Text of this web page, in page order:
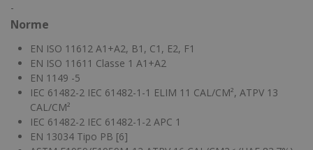
-
Norme
EN ISO 11612 A1+A2, B1, C1, E2, F1
EN ISO 11611 Classe 1 A1+A2
EN 1149 -5
IEC 61482-2 IEC 61482-1-1 ELIM 11 CAL/CM², ATPV 13
CAL/CM²
IEC 61482-2 IEC 61482-1-2 APC 1
EN 13034 Tipo PB [6]